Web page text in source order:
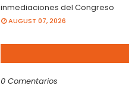
inmediaciones del Congreso
AUGUST 07, 2026
0 Comentarios